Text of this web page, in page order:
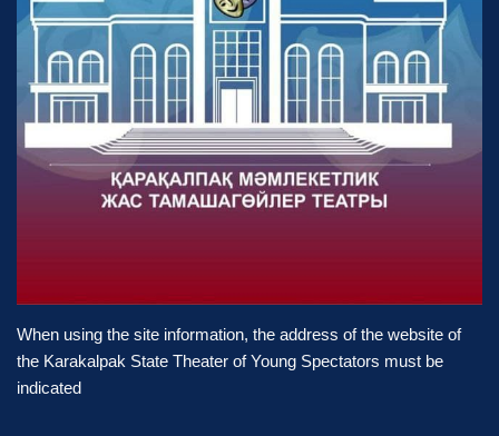
When using the site information, the address of the website of
the Karakalpak State Theater of Young Spectators must be
indicated